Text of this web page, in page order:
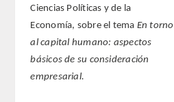
Ciencias Políticas y de la
Economía, sobre el tema En torno
al capital humano: aspectos
básicos de su consideración
empresarial.